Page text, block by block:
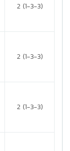
2 (1-3-3)
2 (1-3-3)
2 (1-3-3)